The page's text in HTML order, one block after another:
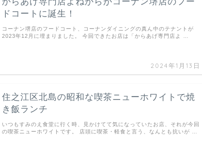
ドコートに誕生！
2024年1月13日
コーナン堺店のフードコート、コーナンダイニングの真ん中のテナントが
2023年12月に埋まりました。 今回できたお店は「からあげ専門店よ …
住之江区北島の昭和な喫茶ニューホワイトで焼
き飯ランチ
いつもすみのえ食堂に行く時、見かけてて気になっていたお店、それが今回
の喫茶ニューホワイトです。 店頭に喫茶・軽食と言う、なんとも抗いが …